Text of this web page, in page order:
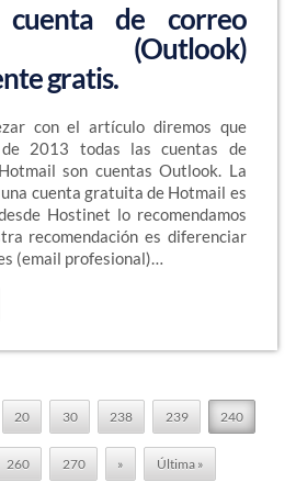
de correo
(Outlook)
gratis.
con el artículo diremos que
2013 todas las cuentas de
son cuentas Outlook. La
cuenta gratuita de Hotmail es
Hostinet lo recomendamos
recomendación es diferenciar
(email profesional)…
20 30 238 239 240
260 270 » Última »